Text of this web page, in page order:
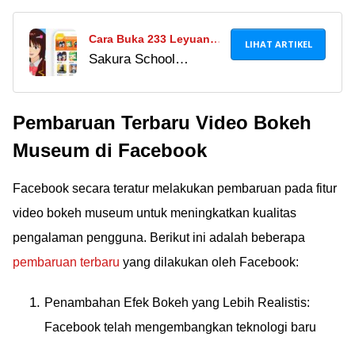
Cara Buka 233 Leyuan
APK untuk Download
Sakura School
tersedia di sini. Cek
cara download, install,
hingga risiko yang
perlu diperhatikan dari
LIHAT ARTIKEL
Pembaruan Terbaru Video Bokeh
Museum di Facebook
Facebook secara teratur melakukan pembaruan pada fitur
video bokeh museum untuk meningkatkan kualitas
pengalaman pengguna. Berikut ini adalah beberapa
pembaruan terbaru yang dilakukan oleh Facebook:
Penambahan Efek Bokeh yang Lebih Realistis:
Facebook telah mengembangkan teknologi baru